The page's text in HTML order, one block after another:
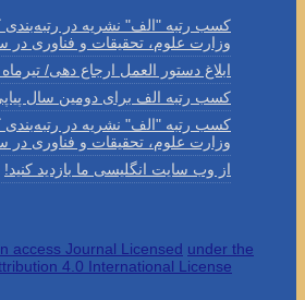
کسب رتبه "الف" نشریه در
وزارت علوم، تحقیقات و فناوری در سال
ابلاغ دستور العمل ارجاع دهی/ تیرماه 1402
کسب رتبه الف برای دومین سال
کسب رتبه "الف" نشریه در
وزارت علوم، تحقیقات و فناوری در سال
از وب سایت انگلیسی ما بازدید کنید!
access Journal Licensed under the
4.0 International License